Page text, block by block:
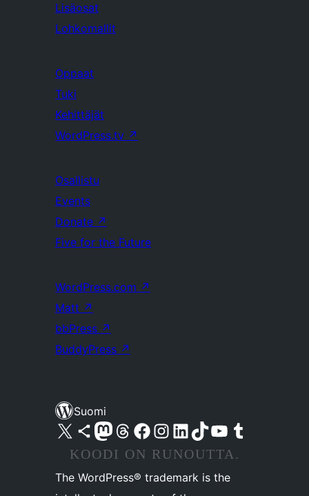
Lisäosat
Lohkomallit
Oppaat
Tuki
Kehittäjät
WordPress.tv ↗
Osallistu
Events
Donate ↗
Five for the Future
WordPress.com ↗
Matt ↗
bbPress ↗
BuddyPress ↗
Suomi
Visit our X (formerly Twitter) account
Visit our Bluesky account
Visit our Mastodon account
Visit our Threads account
Visit our Facebook pageVisit our Instagram account
Visit our LinkedIn account
Visit our TikTok account
Näytä YouTube-kanavaVisit our Tumblr account
KOODI ON RUNOUTTA.
The WordPress® trademark is the